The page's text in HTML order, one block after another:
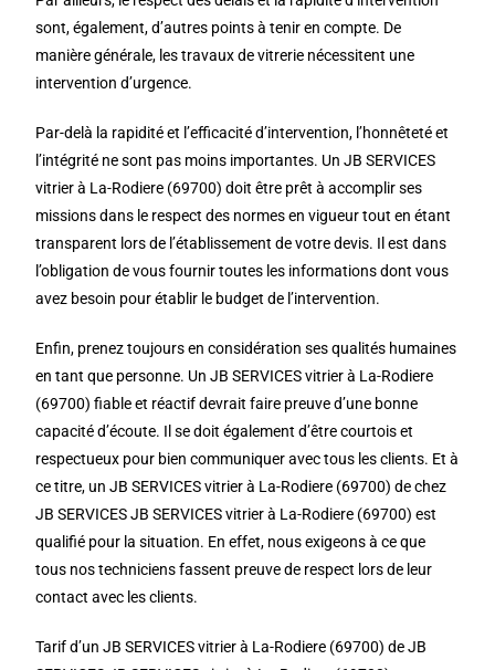
sont, également, d’autres points à tenir en compte. De
manière générale, les travaux de vitrerie nécessitent une
intervention d’urgence.
Par-delà la rapidité et l’efficacité d’intervention, l’honnêteté et
l’intégrité ne sont pas moins importantes. Un JB SERVICES
vitrier à La-Rodiere (69700) doit être prêt à accomplir ses
missions dans le respect des normes en vigueur tout en étant
transparent lors de l’établissement de votre devis. Il est dans
l’obligation de vous fournir toutes les informations dont vous
avez besoin pour établir le budget de l’intervention.
Enfin, prenez toujours en considération ses qualités humaines
en tant que personne. Un JB SERVICES vitrier à La-Rodiere
(69700) fiable et réactif devrait faire preuve d’une bonne
capacité d’écoute. Il se doit également d’être courtois et
respectueux pour bien communiquer avec tous les clients. Et à
ce titre, un JB SERVICES vitrier à La-Rodiere (69700) de chez
JB SERVICES JB SERVICES vitrier à La-Rodiere (69700) est
qualifié pour la situation. En effet, nous exigeons à ce que
tous nos techniciens fassent preuve de respect lors de leur
contact avec les clients.
Tarif d’un JB SERVICES vitrier à La-Rodiere (69700) de JB